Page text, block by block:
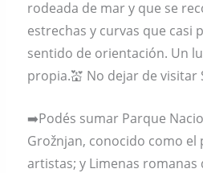
rodeada de mar y que se
estrechas y curvas que casi
sentido de orientación. Un
propia.💒 No dejar de visitar
➡️Podés sumar Parque
Grožnjan, conocido como el
artistas; y Limenas romanas